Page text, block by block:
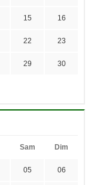
15 16
22 23
29 30
Sam Dim
05 06